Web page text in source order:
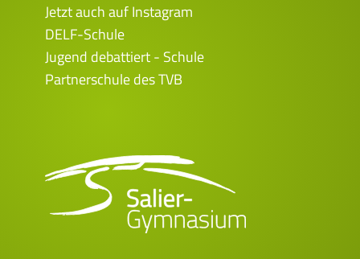
Jetzt auch auf Instagram
DELF-Schule
Jugend debattiert - Schule
Partnerschule des TVB